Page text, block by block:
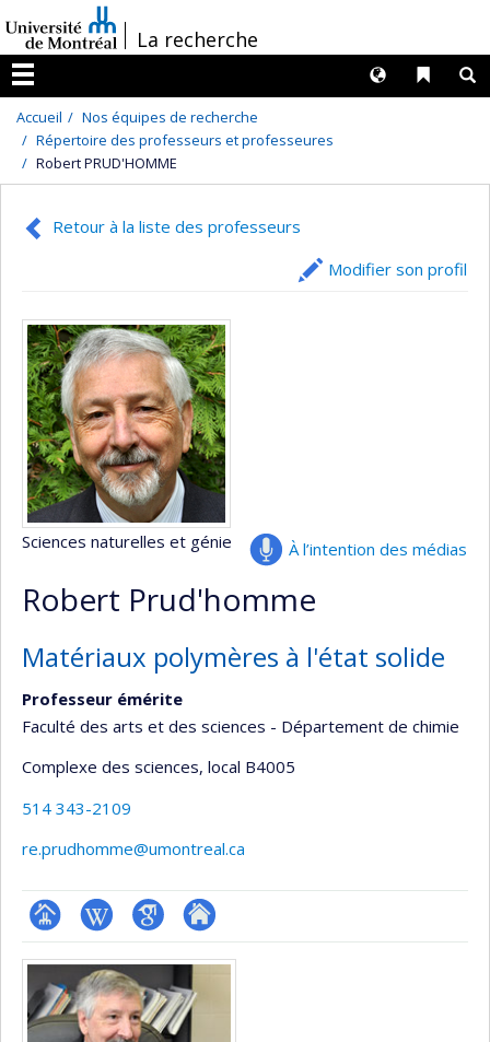
au
contenu
/La recherche
Menu
Liens
Langues
Accueil
Nos équipes de recherche
Répertoire des professeurs et professeures
Robert PRUD'HOMME
Retour à la liste des professeurs
Modifier son profil
À l’intention des médias
Sciences naturelles et génie
Robert Prud'homme
Matériaux polymères à l'état solide
Professeur émérite
Faculté des arts et des sciences - Département de chimie
Complexe des sciences, local B4005
514 343-2109
re.prudhomme@umontreal.ca
Page
professionnelle
(faculté,département,école)
Wiki
GoogleAutre
web
Médias